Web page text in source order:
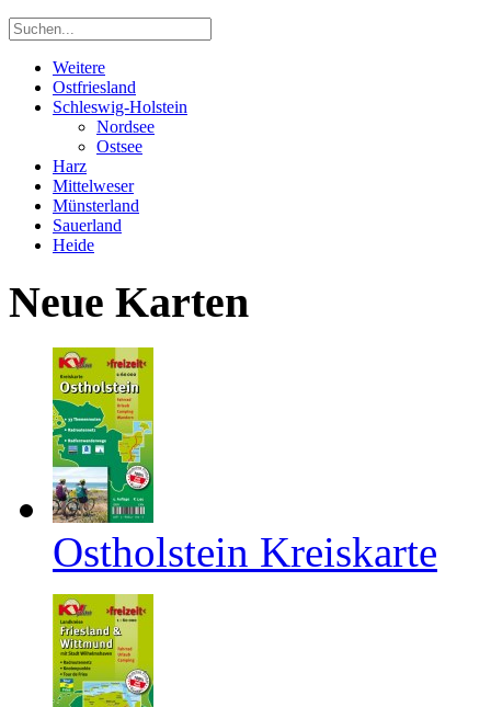
Weitere
Ostfriesland
Schleswig-Holstein
Nordsee
Ostsee
Harz
Mittelweser
Münsterland
Sauerland
Heide
Neue Karten
Ostholstein Kreiskarte